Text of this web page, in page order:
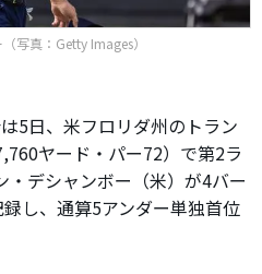
写真：Getty Images）
5日、米フロリダ州のトラン
ヤード・パー72）で第2ラ
・デシャンボー（米）が4バー
し、通算5アンダー単独首位